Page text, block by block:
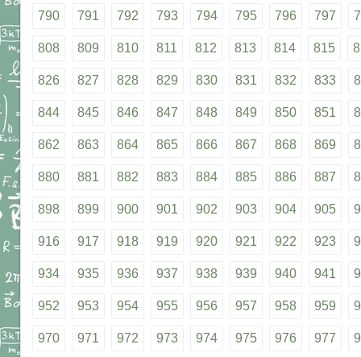
790 791 792 793 794 795 796 797
808 809 810 811 812 813 814 815
826 827 828 829 830 831 832 833
844 845 846 847 848 849 850 851
862 863 864 865 866 867 868 869
880 881 882 883 884 885 886 887
898 899 900 901 902 903 904 905
916 917 918 919 920 921 922 923
934 935 936 937 938 939 940 941
952 953 954 955 956 957 958 959
970 971 972 973 974 975 976 977